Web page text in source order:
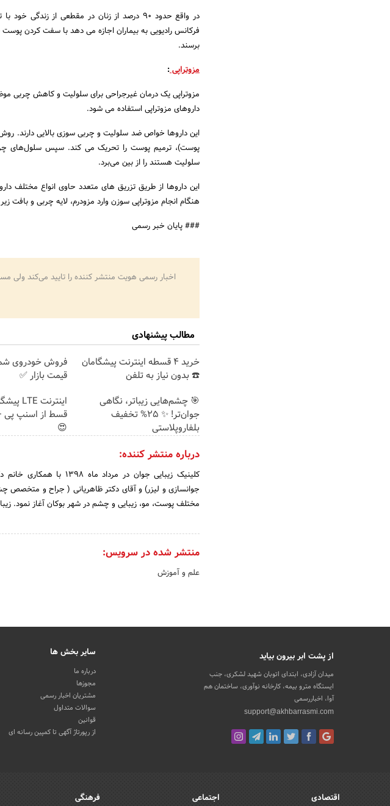
در واقع حدود 90 درصد از زنان در مقطعی از
فرکانس رادیویی به بیماران اجازه می دهد با سفت کردن
برسند.
مزوتراپی:
مزوتراپی یک درمان غیرجراحی برای سلولیت و کاهش چربی
داروهای مزوتراپی استفاده می شود.
این داروها خواص ضد سلولیت و چربی سوزی بالایی دارند. روش
پوست)، ترمیم پوست را تحریک می کند. سپس سلول‌های
سلولیت هستند را از بین می‌برد.
هنگام انجام مزوتراپی سوزن وارد مزودرم، لایه چربی و بافت
### پایان خبر رسمی
اخبار رسمی هویت منتشر کننده را تایید می‌کند
مطالب پیشنهادی
خرید 4 قسطه اینترنت پیشگامان
☎️ بدون نیاز به تلفن
فروش خودروی
قیمت بازار ✅
🎯 چشم‌هایی زیباتر، نگاهی
جوان‌تر! ✨ 25% تخفیف
بلفاروپلاستی
قسط از اسنپ پی
😍
درباره منتشر کننده:
کلینیک زیبایی جوان در
جوانسازی و لیزر) و آقای دکتر ظاهریانی ( جراح و متخصص
مختلف پوست، مو، زیبایی و چشم در شهر بوکان آغاز نمود.
منتشر شده در سرویس:
علم و آموزش
از پشت ابر بیرون بیاید
میدان آزادی، ابتدای اتوبان شهید لشکری، جنب
ایستگاه مترو بیمه، کارخانه نوآوری، ساختمان هم
آوا، اخباررسمی
support@akhbarrasmi.com
سایر بخش ها
درباره ما
مجوزها
مشتریان اخبار رسمی
سوالات متداول
قوانین
از رپورتاژ آگهی تا کمپین رسانه ای
اقتصادی اجتماعی فرهنگی